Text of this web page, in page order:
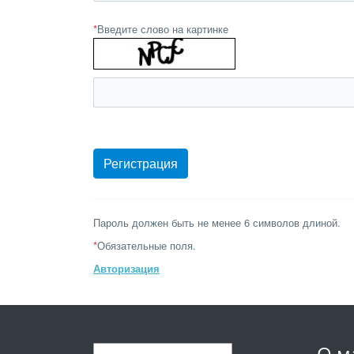
*Введите слово на картинке
Пароль должен быть не менее 6 символов длиной.
*Обязательные поля.
Авторизация